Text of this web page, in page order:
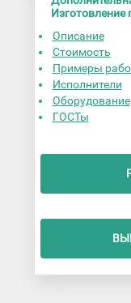
Изготовление
Описание
Стоимость
Примеры
Исполнители
Оборудование
ГОСТы